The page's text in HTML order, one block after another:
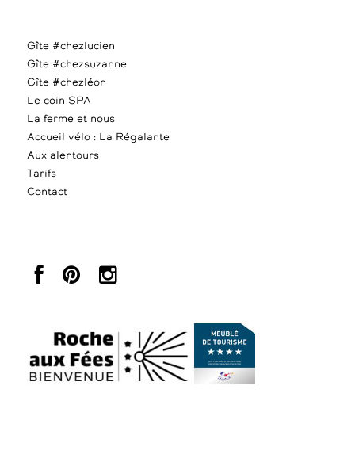
Gîte #chezlucien
Gîte #chezsuzanne
Gîte #chezléon
Le coin SPA
La ferme et nous
Accueil vélo : La Régalante
Aux alentours
Tarifs
Contact